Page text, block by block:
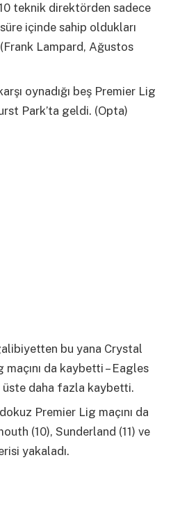
10 teknik direktörden sadece
içinde sahip oldukları
Lampard, Ağustos
oynadığı beş Premier Lig
Park’ta geldi. (Opta)
galibiyetten bu yana Crystal
da kaybetti – Eagles
üste daha fazla kaybetti.
Premier Lig maçını da
(10), Sunderland (11) ve
yakaladı.